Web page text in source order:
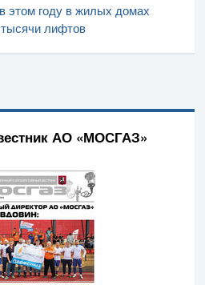
этом году в жилых домах
лифтов
АО «МОСГАЗ»